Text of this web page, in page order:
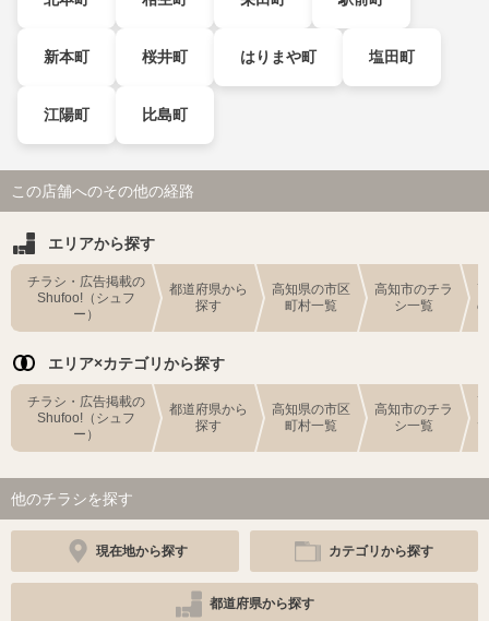
新本町 桜井町 はりまや町 塩田町
江陽町 比島町
この店舗へのその他の経路
エリアから探す
チラシ・広告掲載の
Shufoo!（シュフ
ー）
都道府県から
探す
高知県の市区
町村一覧
高知市のチラ
シ一覧
エリア×カテゴリから探す
チラシ・広告掲載の
Shufoo!（シュフ
ー）
都道府県から
探す
高知県の市区
町村一覧
高知市のチラ
シ一覧
他のチラシを探す
現在地から探す カテゴリから探す
都道府県から探す